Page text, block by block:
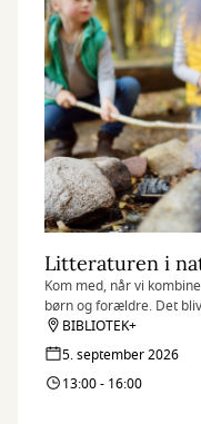
Litteraturen i
Kom med, når vi
børn og forældre. Det
himmel.
BIBLIOTEK+
5. september 2026
13:00 - 16:00